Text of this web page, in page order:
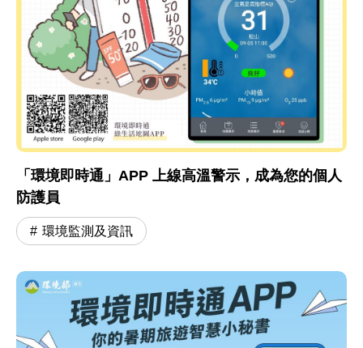
「環境即時通」APP 上線高溫警示，成為您的個人
防護員
環境監測及資訊